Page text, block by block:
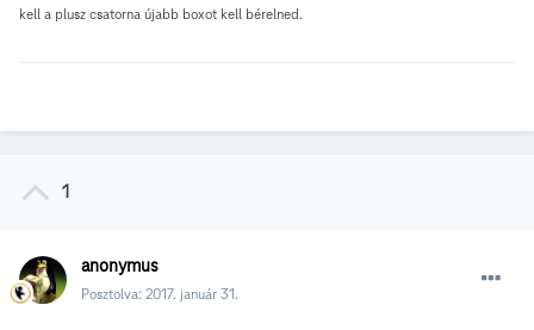
kell a plusz csatorna újabb boxot kell bérelned.
1
anonymus
Posztolva: 2017. január 31.